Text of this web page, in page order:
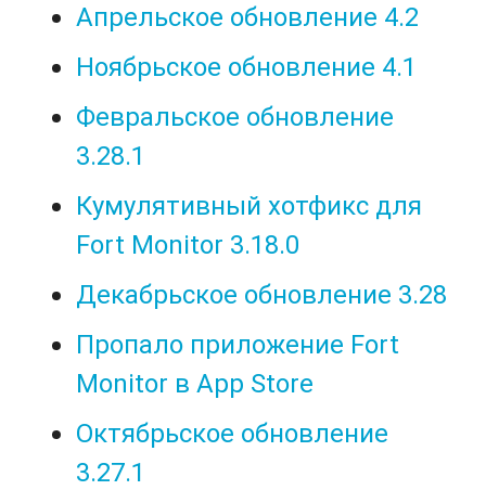
Апрельское обновление 4.2
Ноябрьское обновление 4.1
Февральское обновление
3.28.1
Кумулятивный хотфикс для
Fort Monitor 3.18.0
Декабрьское обновление 3.28
Пропало приложение Fort
Monitor в App Store
Октябрьское обновление
3.27.1